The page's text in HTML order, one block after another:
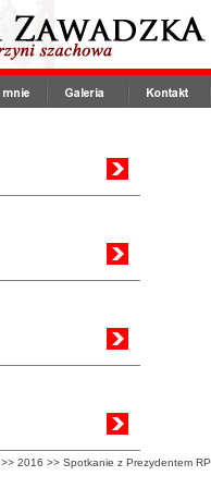
>> 2016 >> Spotkanie z Prezydentem RP